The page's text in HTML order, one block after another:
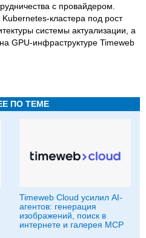
с провайдером.
кластера под рост
системы актуализации, а
GPU-инфраструктуре Timeweb
ПО ТЕМЕ
Timeweb Cloud усилил AI-
агентов: генерация
изображений, поиск в
интернете и галерея MCP